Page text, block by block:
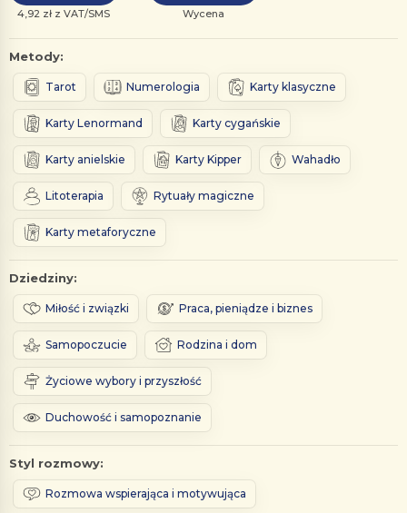
4,92 zł z VAT/SMS Wycena
Metody:
Tarot Numerologia Karty klasyczne
Karty Lenormand Karty cygańskie
Karty anielskie Karty Kipper Wahadło
Litoterapia Rytuały magiczne
Karty metaforyczne
Dziedziny:
Miłość i związki Praca, pieniądze i biznes
Samopoczucie Rodzina i dom
Życiowe wybory i przyszłość
Duchowość i samopoznanie
Styl rozmowy:
Rozmowa wspierająca i motywująca